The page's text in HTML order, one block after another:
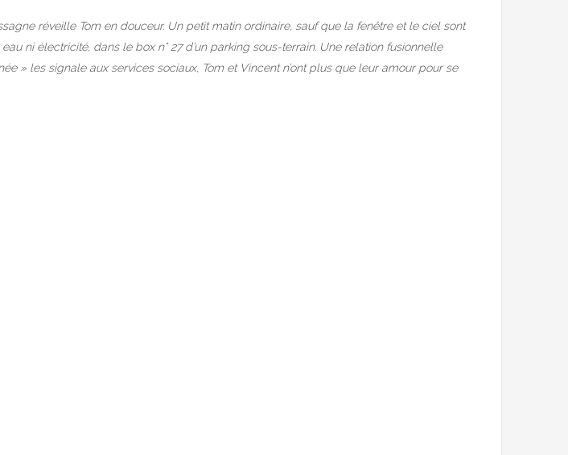
réveille Tom en douceur. Un petit matin ordinaire, sauf que la fenêtre et le ciel sont
ni électricité, dans le box n° 27 d’un parking sous-terrain. Une relation fusionnelle
» les signale aux services sociaux, Tom et Vincent n’ont plus que leur amour pour se